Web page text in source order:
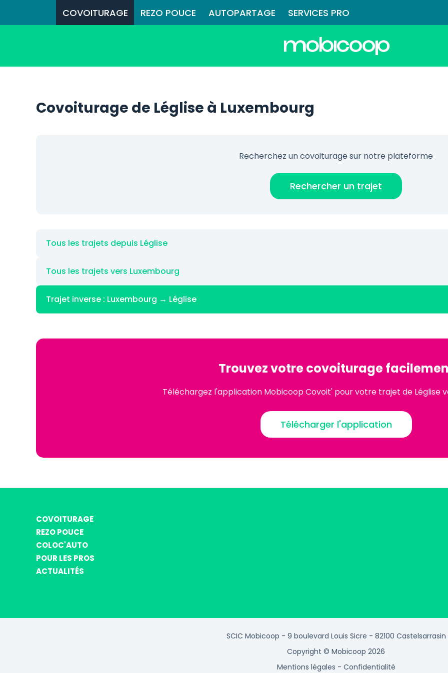
COVOITURAGE REZO POUCE AUTOPARTAGE SERVICES PRO
Covoiturage de Léglise à Luxembourg
Recherchez un covoiturage sur notre plateforme
Rechercher un trajet
Tous les trajets depuis Léglise
Tous les trajets vers Luxembourg
Trajet inverse : Luxembourg → Léglise
Trouvez votre covoiturage
Téléchargez l'application Mobicoop Covoit' pour votre trajet de Léglise
Télécharger l'application
COVOITURAGE
REZO POUCE
COLOC'AUTO
POUR LES PROS
ACTUALITÉS
SCIC Mobicoop - 9 boulevard Louis Sicre - 82100 Castelsarrasin
Copyright © Mobicoop 2026
Mentions légales - Confidentialité